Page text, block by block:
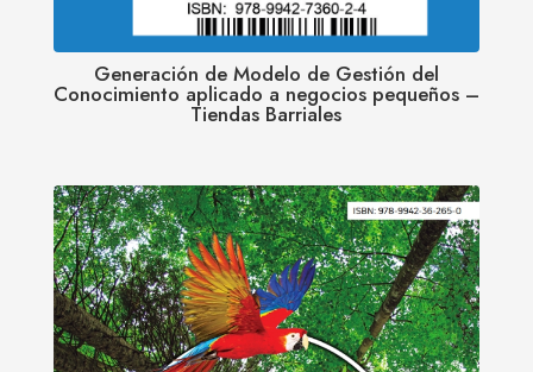
Generación de Modelo de Gestión del
Conocimiento aplicado a negocios pequeños –
Tiendas Barriales